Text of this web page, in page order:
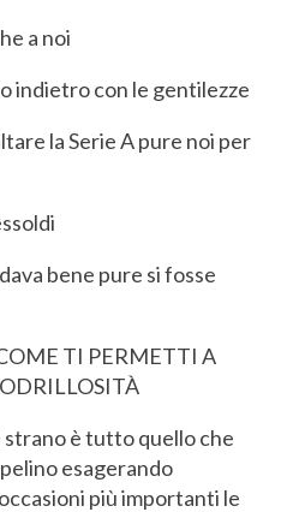
a noi
indietro con le gentilezze
la Serie A pure noi per
bene pure si fosse
TI PERMETTI A
strano è tutto quello che
esagerando
più importanti le